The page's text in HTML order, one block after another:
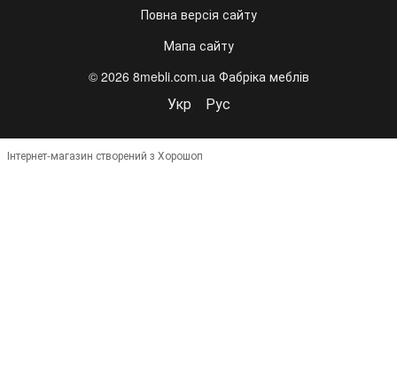
Повна версія сайту
Мапа сайту
© 2026 8mebli.com.ua Фабріка меблів
Укр Рус
Інтернет-магазин створений з Хорошоп